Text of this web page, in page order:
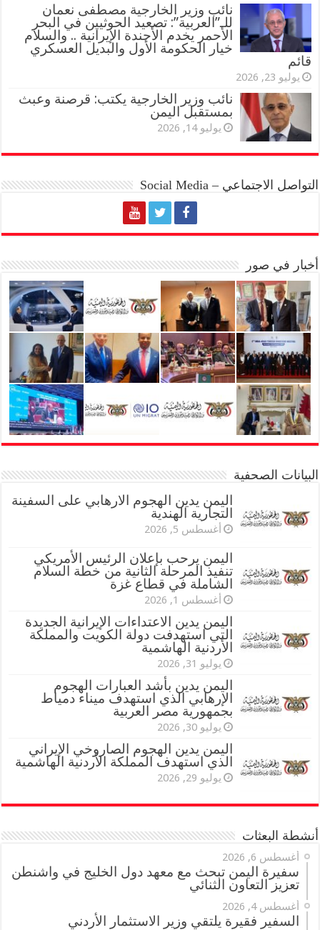
نائب وزير الخارجية مصطفى نعمان
للـ”العربية”: تصعيد الحوثيين في البحر
الأحمر يخدم الأجندة الإيرانية .. والسلام
خيار الحكومة الأول والبديل العسكري
قائم
يوليو 23, 2026
نائب وزير الخارجية يكتب: قرصنة وعبث
بمستقبل اليمن
يوليو 14, 2026
التواصل الاجتماعي – Social Media
أخبار في صور
البيانات الصحفية
اليمن يدين الهجوم الارهابي على السفينة
التجارية الهندية
أغسطس 5, 2026
اليمن يرحب بإعلان الرئيس الأمريكي
تنفيذ المرحلة الثانية من خطة السلام
الشاملة في قطاع غزة
أغسطس 1, 2026
اليمن يدين الاعتداءات الإيرانية الجديدة
التي استهدفت دولة الكويت والمملكة
الأردنية الهاشمية
يوليو 31, 2026
اليمن يدين بأشد العبارات الهجوم
الإرهابي الذي استهدف ميناء دمياط
بجمهورية مصر العربية
يوليو 30, 2026
اليمن يدين الهجوم الصاروخي الإيراني
الذي استهدف المملكة الأردنية الهاشمية
يوليو 29, 2026
أنشطة البعثات
أغسطس 6, 2026
سفيرة اليمن تبحث مع معهد دول الخليج في واشنطن
تعزيز التعاون الثنائي
أغسطس 4, 2026
السفير فقيرة يلتقي وزير الاستثمار الأردني